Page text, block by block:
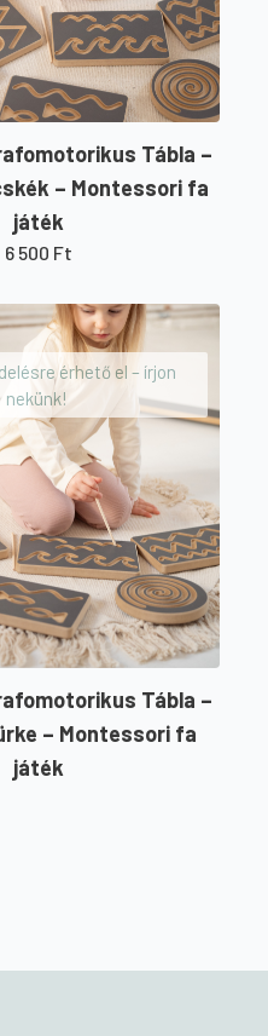
Tábla –
– Montessori fa
játék
6 500 Ft
érhető el – írjon
nekünk!
Tábla –
– Montessori fa
játék